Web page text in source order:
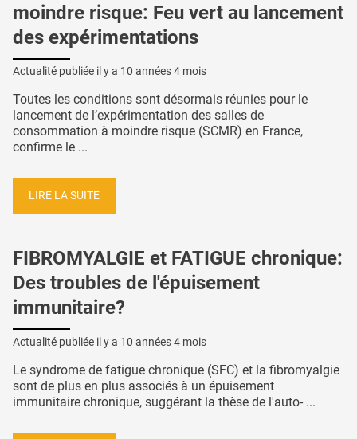
moindre risque: Feu vert au lancement
des expérimentations
Actualité publiée il y a 10 années 4 mois
Toutes les conditions sont désormais réunies pour le
lancement de l’expérimentation des salles de
consommation à moindre risque (SCMR) en France,
confirme le ...
LIRE LA SUITE
FIBROMYALGIE et FATIGUE chronique:
Des troubles de l'épuisement
immunitaire?
Actualité publiée il y a 10 années 4 mois
Le syndrome de fatigue chronique (SFC) et la fibromyalgie
sont de plus en plus associés à un épuisement
immunitaire chronique, suggérant la thèse de l'auto- ...